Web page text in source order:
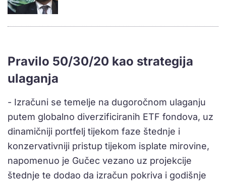
Pravilo 50/30/20 kao strategija
ulaganja
- Izračuni se temelje na dugoročnom ulaganju
putem globalno diverzificiranih ETF fondova, uz
dinamičniji portfelj tijekom faze štednje i
konzervativniji pristup tijekom isplate mirovine,
napomenuo je Gučec vezano uz projekcije
štednje te dodao da izračun pokriva i godišnje